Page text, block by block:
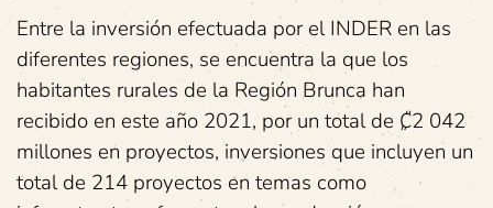
Entre la inversión efectuada por el INDER en las
diferentes regiones, se encuentra la que los
habitantes rurales de la Región Brunca han
recibido en este año 2021, por un total de ₡2 042
millones en proyectos, inversiones que incluyen un
total de 214 proyectos en temas como